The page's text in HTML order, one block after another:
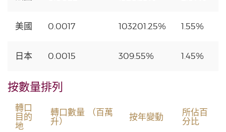
美國 0.0017 103201.25% 1.55%
日本 0.0015 309.55% 1.45%
按數量排列
轉口
目的
地
轉口數量 （百萬
升）
按年變動
所佔百
分比